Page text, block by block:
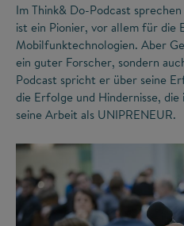
Im Think& Do-Podcast
ist ein Pionier, vor allem für die
Mobilfunktechnologien. Aber
ein guter Forscher, sondern
Podcast spricht er über seine
die Erfolge und Hindernisse,
seine Arbeit als UNIPRENEUR.